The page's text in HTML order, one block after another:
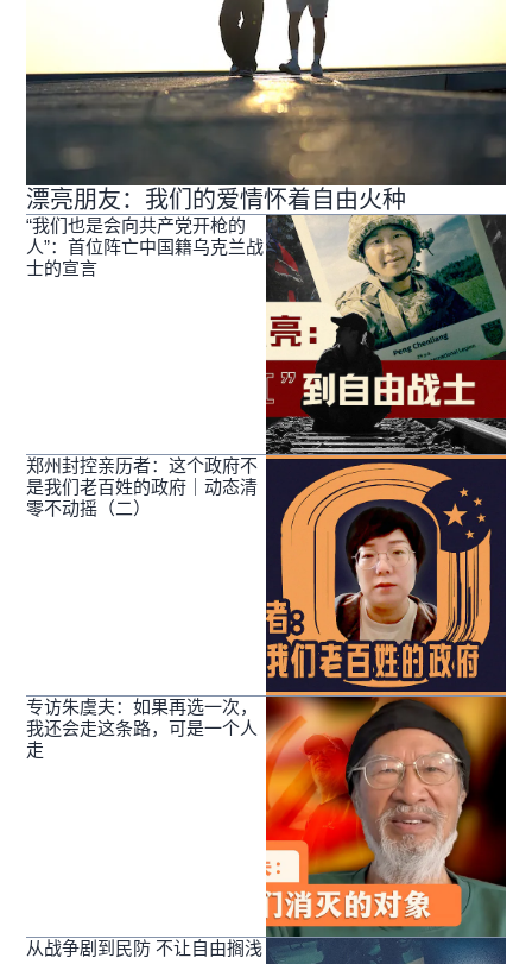
漂亮朋友：我们的爱情怀着自由火种
“我们也是会向共产党开枪的
人”：首位阵亡中国籍乌克兰战
士的宣言
郑州封控亲历者：这个政府不
是我们老百姓的政府｜动态清
零不动摇（二）
专访朱虞夫：如果再选一次，
我还会走这条路，可是一个人
走
从战争剧到民防 不让自由搁浅